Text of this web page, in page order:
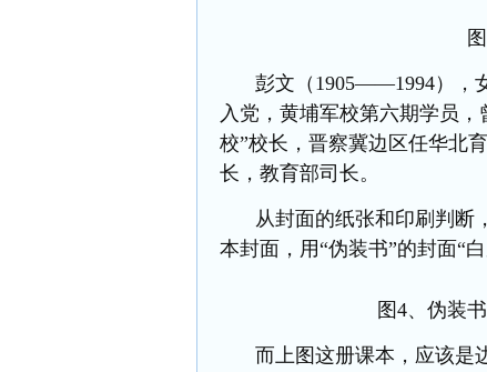
图
彭文 （ 1905——1994），
入党，黄埔军校第六期学员，
校”校长，晋察冀边区任华北
长，教育部司长。
从封面的纸张和印刷判断
本封面，用“伪装书”的封面“
图 4、伪装
而上图这册课本，应该是